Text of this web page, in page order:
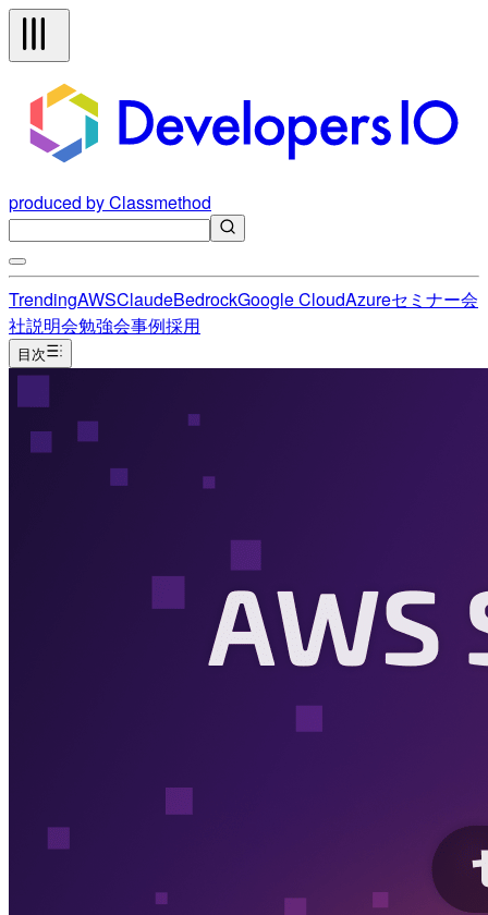
produced by Classmethod
TrendingAWSClaudeBedrockGoogle CloudAzureセミナー会
社説明会勉強会事例採用
目次